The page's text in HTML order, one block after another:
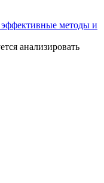
методы и
анализировать